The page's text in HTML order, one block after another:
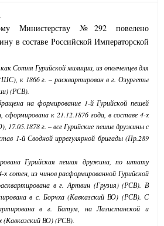
Министерству №292 повелено
в составе Российской Императорской
Сотня Гурийской милиции, из ополченцев для
к 1866 г. – расквартирован в г. Озургеты
(РСВ).
на формирование 1-й Гурийской пешей
к 21.12.1876 года, в составе 4-х
17.05.1878 г. – все Гурийские пешие дружины с
1-й Сводной иррегулярной бригады (Пр.289
Гурийская пешая дружина, по штату
х сотен, из чинов расформированной Гурийской
в г. Артвин (Грузия) (РСВ). В
в с. Борчха (Кавказский ВО) (РСВ). С
в г. Батум, на Лазистанской и
(Кавказский ВО) (РСВ).